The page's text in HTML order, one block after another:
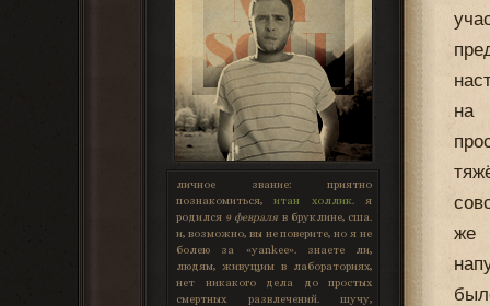
личное звание: приятно
познакомиться,итан холлик . я
родился 9 февраляв бруклине, сша.
и, возможно, вы не поверите, но я не
болею за «yankee». знаете ли,
людям, живущим в лабораториях,
нет никакого дела до простых
смертных развлечений. шучу,
на
же